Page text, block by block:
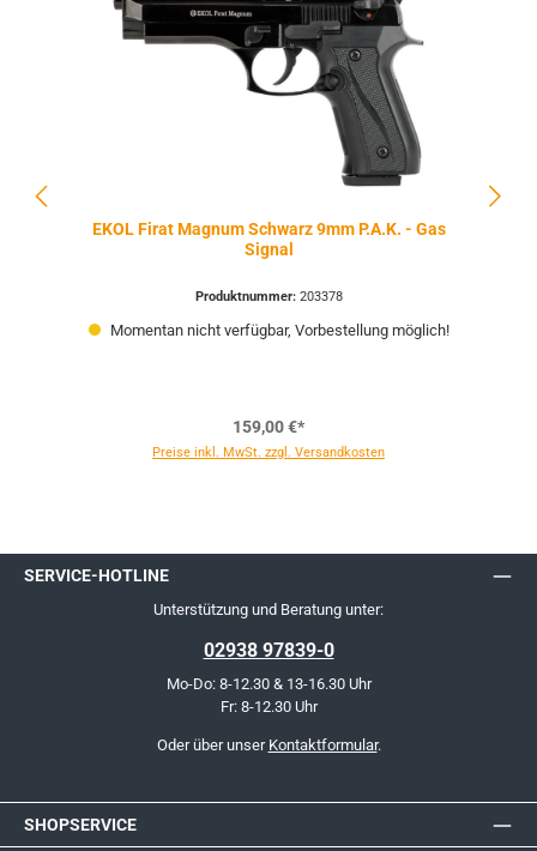
EKOL Firat Magnum Schwarz 9mm P.A.K. - Gas
Signal
Produktnummer: 203378
Momentan nicht verfügbar, Vorbestellung möglich!
159,00 €*
Preise inkl. MwSt. zzgl. Versandkosten
SERVICE-HOTLINE
Unterstützung und Beratung unter:
02938 97839-0
Mo-Do: 8-12.30 & 13-16.30 Uhr
Fr: 8-12.30 Uhr
Oder über unser Kontaktformular.
SHOPSERVICE